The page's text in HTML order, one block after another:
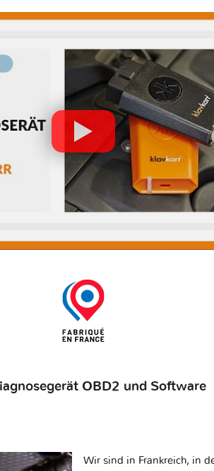
OBD2 und Software
Wir sind in Frankreich, in